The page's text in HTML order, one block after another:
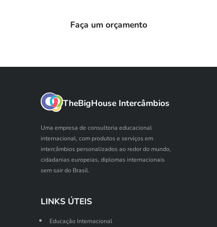
Faça um orçamento
TheBigHouse Intercâmbios
Uma empresa de consultoria educacional
internacional, com produtos e serviços em
intercâmbios personalizados ao redor do mundo,
cidadanias europeias, diplomas internacionais
sem sair do Brasil.
LINKS ÚTEIS
Educação Internacional